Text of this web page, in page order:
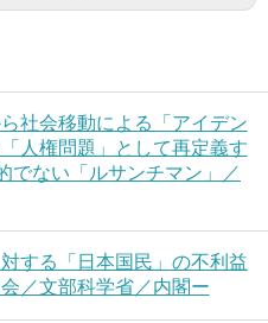
社会移動による「アイデン
人権問題」として再定義す
でない「ルサンチマン」／
する「日本国民」の不利益
／文部科学省／内閣ー